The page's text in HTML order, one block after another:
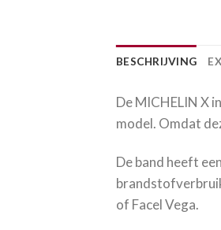
BESCHRIJVING
De MICHELIN X
model. Omdat
De band heeft
of Facel Vega.